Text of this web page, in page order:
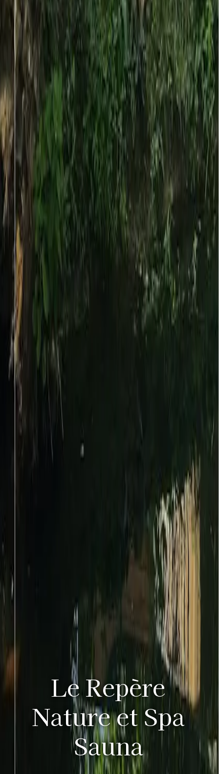
Le Repère
Nature et Spa
Sauna